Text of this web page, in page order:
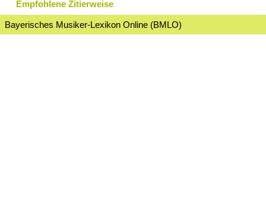
Empfohlene Zitierweise
Bayerisches Musiker-Lexikon Online (BMLO)